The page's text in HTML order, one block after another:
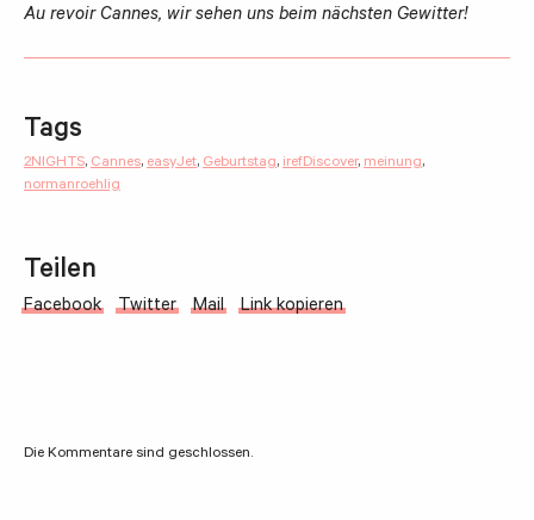
Au revoir Cannes, wir sehen uns beim nächsten Gewitter!
Tags
2NIGHTS, Cannes, easyJet, Geburtstag, irefDiscover, meinung,
normanroehlig
Teilen
Facebook Twitter Mail Link kopieren
Die Kommentare sind geschlossen.